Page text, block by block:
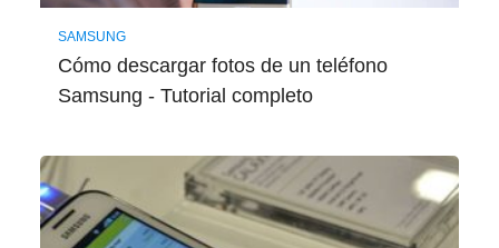
SAMSUNG
Cómo descargar fotos de un teléfono
Samsung - Tutorial completo